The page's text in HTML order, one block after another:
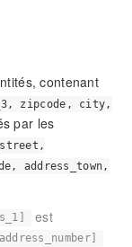
contenant
zipcode, city,
par les
address_town,
est